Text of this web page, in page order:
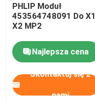
PHLIP Moduł
453564748091 Do X1
X2 MP2
Najlepsza cena
Skontaktuj się z
nami